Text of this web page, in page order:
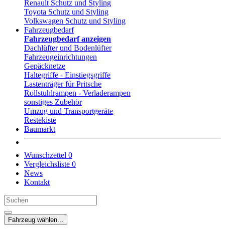
Renault Schutz und Styling
Toyota Schutz und Styling
Volkswagen Schutz und Styling
Fahrzeugbedarf
Fahrzeugbedarf anzeigen
Dachlüfter und Bodenlüfter
Fahrzeugeinrichtungen
Gepäcknetze
Haltegriffe - Einstiegsgriffe
Lastenträger für Pritsche
Rollstuhlrampen - Verladerampen
sonstiges Zubehör
Umzug und Transportgeräte
Restekiste
Baumarkt
Wunschzettel 0
Vergleichsliste 0
News
Kontakt
Fahrzeug wählen...